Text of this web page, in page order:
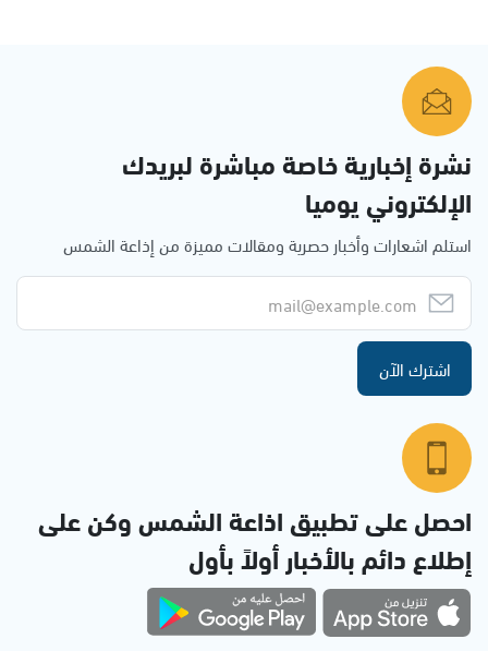
نشرة إخبارية خاصة مباشرة لبريدك
الإلكتروني يوميا
استلم اشعارات وأخبار حصرية ومقالات مميزة من إذاعة الشمس
اشترك الآن
احصل على تطبيق اذاعة الشمس وكن على
إطلاع دائم بالأخبار أولاً بأول